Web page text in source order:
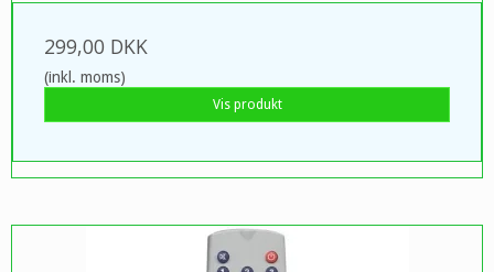
299,00 DKK
(inkl. moms)
Vis produkt